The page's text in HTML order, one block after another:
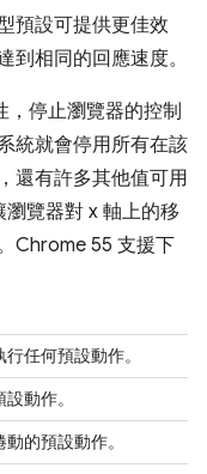
預設可提供更佳效
到相同的回應速度。
，停止瀏覽器的控制
統就會停用所有在該
還有許多其他值可用
瀏覽器對 x 軸上的移
Chrome 55 支援下
任何預設動作。
動作。
的預設動作。